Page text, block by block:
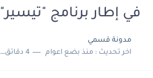
في إطار برنامج "تيسير"
مدونة قسمي
اخر تحديث :منذ بضع اعوام 4 دقائق للقراءة